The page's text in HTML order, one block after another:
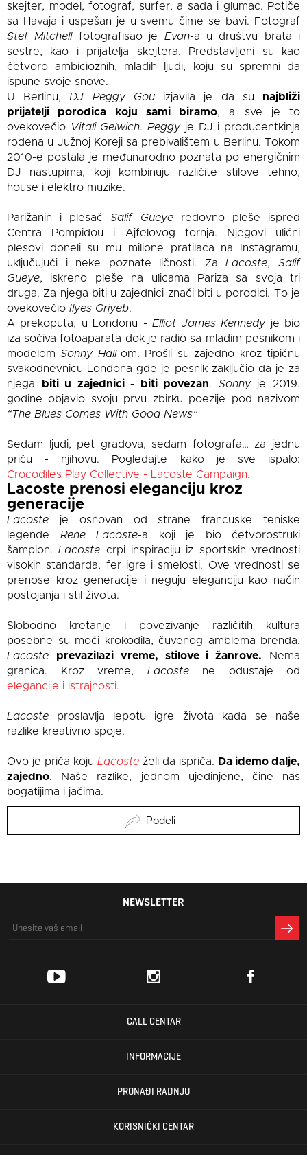
skejter, model, fotograf, surfer, a sada i glumac. Potiče
sa Havaja i uspešan je u svemu čime se bavi. Fotograf
Stef Mitchell fotografisao je Evan-a u društvu brata i
sestre, kao i prijatelja skejtera. Predstavljeni su kao
četvoro ambicioznih, mladih ljudi, koju su spremni da
ispune svoje snove.
U Berlinu,DJ Peggy Gouizjavila je da su najbliži
prijatelji porodica koju sami biramo, a sve je to
ovekovečio Vitali Gelwich.Peggyje
DJ i producentkinja
rođena u Južnoj Koreji sa prebivalištem u Berlinu. Tokom
2010-e postala je međunarodno poznata po energičnim
DJ nastupima, koji kombinuju različite stilove tehno,
house i elektro muzike.
Parižanin i plesačSalif Gueyeredovno pleše ispred
Centra Pompidou i Ajfelovog tornja. Njegovi ulični
plesovi doneli su mu milione pratilaca na Instagramu,
uključujući i neke poznate ličnosti. ZaLacoste,Salif
Gueye, iskreno pleše na ulicama Pariza sa svoja tri
druga. Za njega biti u zajednici znači biti u porodici. To je
ovekovečio Ilyes Griyeb.
A prekoputa, u Londonu -Elliot James Kennedyje bio
iza sočiva fotoaparata dok je radio sa mladim pesnikom i
modelomSonny Hall-om. Prošli su zajedno kroz tipičnu
svakodnevnicu Londona gde je pesnik zaključio da je za
njega
biti u zajednici - biti povezan. Sonnyje 2019.
godine objavio svoju prvu zbirku poezije pod nazivom
“The Blues Comes With Good News”
Sedam ljudi, pet gradova, sedam fotografa… za jednu
priču - njihovu. Pogledajte kako je sve ispalo:
Crocodiles Play Collective - Lacoste Campaign.
Lacoste prenosi eleganciju kroz
generacije
Lacoste je osnovan od strane francuske teniske
legende Rene Lacoste-a koji je bio četvorostruki
šampion.Lacoste crpi inspiraciju iz sportskih vrednosti
visokih standarda, fer igre i smelosti. Ove vrednosti se
prenose kroz generacije i neguju eleganciju kao način
postojanja i stil života.
Slobodno kretanje i povezivanje različitih kultura
posebne su moći krokodila, čuvenog amblema brenda.
Lacoste
prevazilazi vreme, stilove i žanrove. Nema
granica. Kroz vreme, Lacostene odustaje od
elegancije i istrajnosti.
Lacoste proslavlja lepotu igre života kada se naše
razlike kreativno spoje.
Ovo je priča koju Lacoste želi da ispriča. Da idemo dalje,
zajedno. Naše razlike, jednom ujedinjene, čine nas
bogatijima i jačima.
Podeli
NEWSLETTER
CALL CENTAR
INFORMACIJE
PRONAĐI RADNJU
KORISNIČKI CENTAR